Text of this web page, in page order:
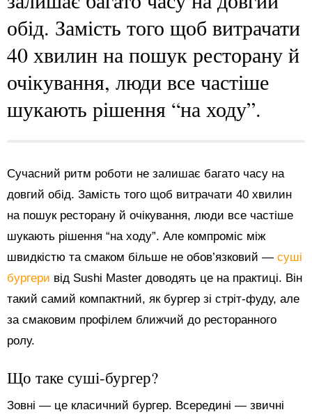
обід. Замість того щоб витрачати
40 хвилин на пошук ресторану й
очікування, люди все частіше
шукають рішення “на ходу”.
Сучасний ритм роботи не залишає багато часу на
довгий обід. Замість того щоб витрачати 40 хвилин
на пошук ресторану й очікування, люди все частіше
шукають рішення “на ходу”. Але компроміс між
швидкістю та смаком більше не обов’язковий — суші
бургери від Sushi Master доводять це на практиці. Він
такий самий компактний, як бургер зі стріт-фуду, але
за смаковим профілем ближчий до ресторанного
ролу.
Що таке суші-бургер?
Зовні — це класичний бургер. Всередині — звичні